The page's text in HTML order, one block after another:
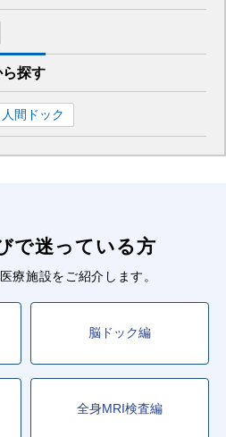
探す
人間ドック
で迷っている方
療施設をご紹介します。
脳ドック編
全身MRI検査編